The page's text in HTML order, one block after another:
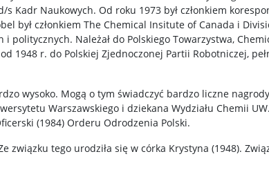
Kadr Naukowych. Od roku 1973 był członkiem
był członkiem The Chemical Insitute of Canada i
i politycznych. Należał do Polskiego Towarzystwa,
1948 r. do Polskiej Zjednoczonej Partii Robotniczej,
wysoko. Mogą o tym świadczyć bardzo liczne
Warszawskiego i dziekana Wydziału Chemii
(1984) Orderu Odrodzenia Polski.
związku tego urodziła się w córka Krystyna (1948).